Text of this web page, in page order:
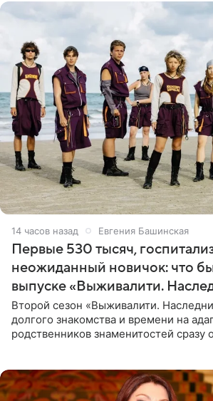
14 часов назад Евгения Башинская
Первые 530 тысяч,
неожиданный новичок: что
выпуске «Выживалити.
Второй сезон «Выживалити.
долгого знакомства и времени на
родственников знаменитостей сразу